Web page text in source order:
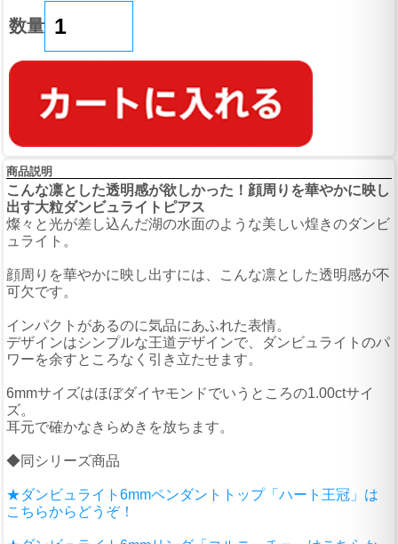
数量
商品説明
こんな凛とした透明感が欲しかった！顔周りを華やかに映し
出す大粒ダンビュライトピアス
燦々と光が差し込んだ湖の水面のような美しい煌きのダンビ
ュライト。
顔周りを華やかに映し出すには、こんな凛とした透明感が不
可欠です。
インパクトがあるのに気品にあふれた表情。
デザインはシンプルな王道デザインで、ダンビュライトのパ
ワーを余すところなく引き立たせます。
6mmサイズはほぼダイヤモンドでいうところの1.00ctサイ
ズ。
耳元で確かなきらめきを放ちます。
◆同シリーズ商品
★ダンビュライト6mmペンダントトップ「ハート王冠」は
こちらからどうぞ！